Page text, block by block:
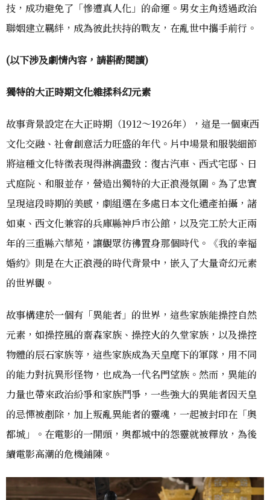
技，成功避免了「慘遭真人化」的命運。男女主角透過政治
聯姻建立羈絆，成為彼此扶持的戰友，在亂世中攜手前行。
(以下涉及劇情內容，請斟酌閱讀)
獨特的大正時期文化雜揉科幻元素
故事背景設定在大正時期（1912～1926年），這是一個東西
文化交融、社會創意活力旺盛的年代。片中場景和服裝細節
將這種文化特徵表現得淋漓盡致：復古汽車、西式宅邸、日
式庭院、和服並存，營造出獨特的大正浪漫氛圍。為了忠實
呈現這段時期的美感，劇組選在多處日本文化遺產拍攝，諸
如東、西文化兼容的兵庫縣神戶市公館，以及完工於大正兩
年的三重縣六華苑，讓觀眾彷彿置身那個時代。《我的幸福
婚約》則是在大正浪漫的時代背景中，嵌入了大量奇幻元素
的世界觀。
故事構建於一個有「異能者」的世界，這些家族能操控自然
元素，如操控風的齋森家族、操控火的久堂家族，以及操控
物體的辰石家族等，這些家族成為天皇麾下的軍隊，用不同
的能力對抗異形怪物，也成為一代名門望族。然而，異能的
力量也帶來政治紛爭和家族鬥爭，一些強大的異能者因天皇
的忌憚被剷除，加上叛亂異能者的靈魂，一起被封印在「奧
都城」。在電影的一開頭，奧都城中的怨靈就被釋放，為後
續電影高潮的危機鋪陳。